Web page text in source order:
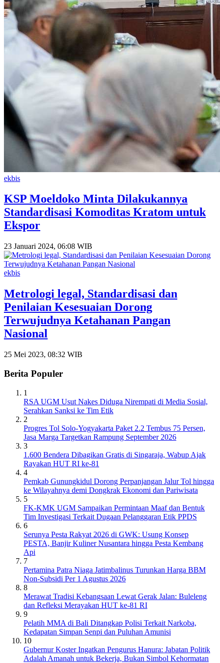
ekbis
KSP Moeldoko Minta Dilakukannya
Standardisasi Komoditas Kratom untuk
Ekspor
23 Januari 2024, 06:08 WIB
ekbis
Metrologi legal, Standardisasi dan
Penilaian Kesesuaian Dorong
Terwujudnya Ketahanan Pangan
Nasional
25 Mei 2023, 08:32 WIB
Berita Populer
1
RSA UGM Usut Nakes Diduga Nirempati di Media Sosial,
Serahkan Sanksi ke Tim Etik
2
Progres Tol Solo-Yogyakarta Paket 2.2 Tembus 75 Persen,
Jasa Marga Targetkan Rampung September 2026
3
1.600 Bendera Dibagikan Gratis di Singaraja, Wabup Ajak
Rayakan HUT RI ke-81
4
Pemkab Gunungkidul Dorong Perpanjangan Jalur Tol hingga
ke Wilayahnya demi Dongkrak Ekonomi dan Pariwisata
5
FK-KMK UGM Sampaikan Permintaan Maaf dan Bentuk
Tim Investigasi Terkait Dugaan Pelanggaran Etik PPDS
6
Serunya Pesta Rakyat 2026 di GWK: Usung Konsep
PESTA, Banjir Kuliner Nusantara hingga Pesta Kembang
Api
7
Pertamina Patra Niaga Jatimbalinus Turunkan Harga BBM
Non-Subsidi Per 1 Agustus 2026
8
Merawat Tradisi Kebangsaan Lewat Gerak Jalan: Buleleng
dan Refleksi Merayakan HUT ke-81 RI
9
Pelatih MMA di Bali Ditangkap Polisi Terkait Narkoba,
Kedapatan Simpan Senpi dan Puluhan Amunisi
10
Gubernur Koster Ingatkan Pengurus Hanura: Jabatan Politik
Adalah Amanah untuk Bekerja, Bukan Simbol Kehormatan